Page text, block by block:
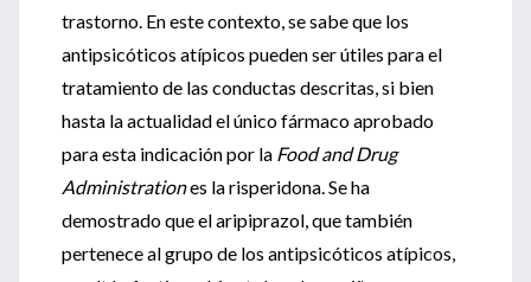
trastorno. En este contexto, se sabe que los
antipsicóticos atípicos pueden ser útiles para el
tratamiento de las conductas descritas, si bien
hasta la actualidad el único fármaco aprobado
para esta indicación por la Food and Drug
Administrationes la risperidona. Se ha
demostrado que el aripiprazol, que también
pertenece al grupo de los antipsicóticos atípicos,